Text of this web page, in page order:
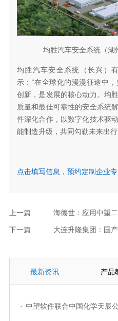
均胜汽车安全系统（湖
均胜汽车安全系统（长兴）
示：“在全球化的漫漫征途中
创新，是发展的核心动力。均
质量和最佳可靠性的安全系统
件深化合作，以数字化技术驱
能制造升级，共同勾勒未来出
点击填写信息，预约定制企业
上一篇
下一篇
最新资讯 产品
· 中望软件联合中国化学天辰公司举办“走进标杆企业”研讨会，共探流程